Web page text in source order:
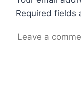
Required fields